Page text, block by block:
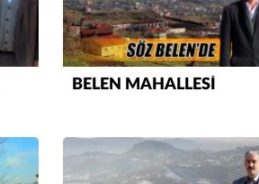
BELEN MAHALLESİ